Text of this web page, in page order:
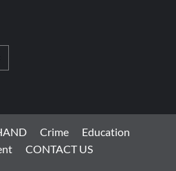
Crime
Education
CONTACT US